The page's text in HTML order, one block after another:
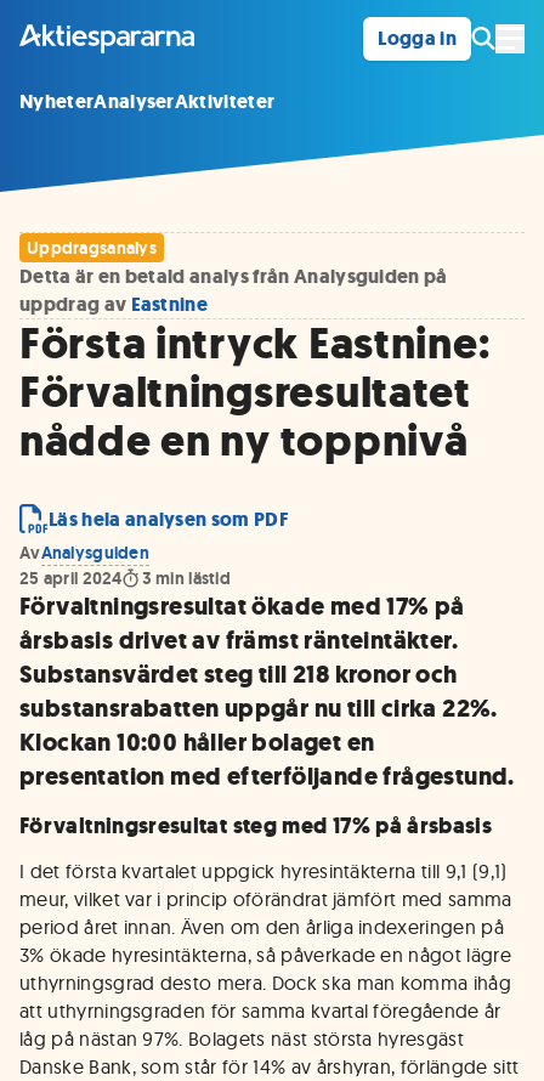
Logga in
NyheterAnalyserAktiviteter
Uppdragsanalys
Detta är en betald analys från Analysguiden på
uppdrag av Eastnine
Första intryck Eastnine:
Förvaltningsresultatet
nådde en ny toppnivå
Läs hela analysen som PDF
AvAnalysguiden
25 april 2024
3 min lästid
Förvaltningsresultat ökade med 17% på
årsbasis drivet av främst ränteintäkter.
Substansvärdet steg till 218 kronor och
substansrabatten uppgår nu till cirka 22%.
Klockan 10:00 håller bolaget en
presentation med efterföljande frågestund.
Förvaltningsresultat steg med 17% på årsbasis
I det första kvartalet uppgick hyresintäkterna till 9,1 (9,1)
meur, vilket var i princip oförändrat jämfört med samma
period året innan. Även om den årliga indexeringen på
3% ökade hyresintäkterna, så påverkade en något lägre
uthyrningsgrad desto mera. Dock ska man komma ihåg
att uthyrningsgraden för samma kvartal föregående år
låg på nästan 97%. Bolagets näst största hyresgäst
Danske Bank, som står för 14% av årshyran, förlängde sitt